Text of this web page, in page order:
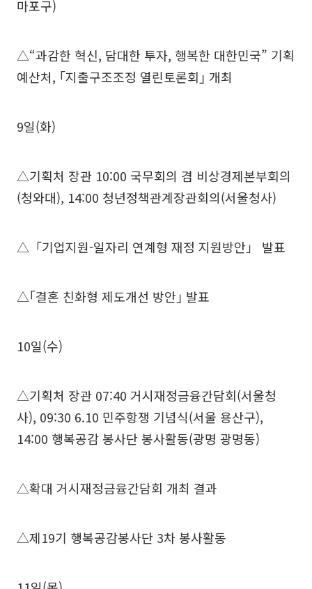
마포구)
△“과감한 혁신, 담대한 투자, 행복한 대한민국” 기획
예산처, ｢지출구조조정 열린토론회｣ 개최
9일(화)
△기획처 장관 10:00 국무회의 겸 비상경제본부회의
(청와대), 14:00 청년정책관계장관회의(서울청사)
△「기업지원-일자리 연계형 재정 지원방안」 발표
△｢결혼 친화형 제도개선 방안｣ 발표
10일(수)
△기획처 장관 07:40 거시재정금융간담회(서울청
사), 09:30 6.10 민주항쟁 기념식(서울 용산구),
14:00 행복공감 봉사단 봉사활동(광명 광명동)
△확대 거시재정금융간담회 개최 결과
△제19기 행복공감봉사단 3차 봉사활동